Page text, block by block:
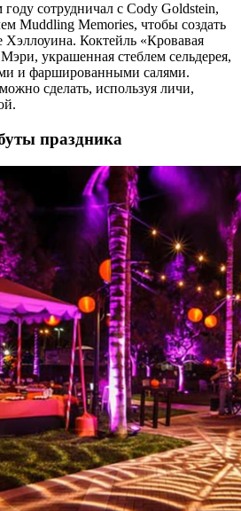
сотрудничал с Cody Goldstein,
Muddling Memories, чтобы создать
Хэллоуина. Коктейль «Кровавая
украшенная стеблем сельдерея,
и фаршированными салями.
сделать, используя личи,
праздника